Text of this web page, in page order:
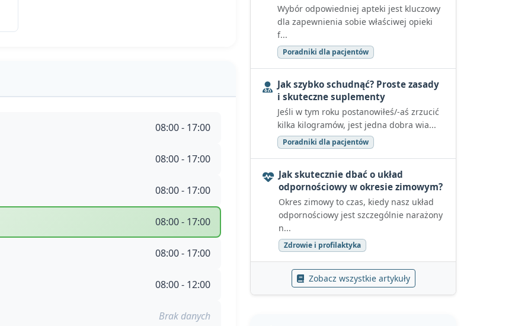
08:00 - 17:00
08:00 - 17:00
08:00 - 17:00
08:00 - 17:00
08:00 - 17:00
08:00 - 12:00
Brak danych
Wybór odpowiedniej apteki jest kluczowy
dla zapewnienia sobie właściwej opieki
f...
Poradniki dla pacjentów
Jak szybko schudnąć? Proste zasady
i skuteczne suplementy
Jeśli w tym roku postanowiłeś/-aś zrzucić
kilka kilogramów, jest jedna dobra wia...
Poradniki dla pacjentów
Jak skutecznie dbać o układ
odpornościowy w okresie zimowym?
Okres zimowy to czas, kiedy nasz układ
odpornościowy jest szczególnie narażony
n...
Zdrowie i profilaktyka
Zobacz wszystkie artykuły